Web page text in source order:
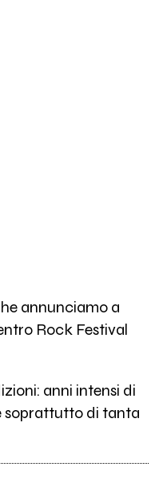
annunciamo a
Rock Festival
anni intensi di
soprattutto di tanta